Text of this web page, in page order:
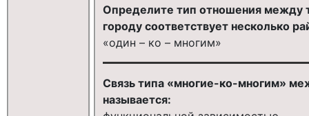
Определите тип отношения между
городу соответствует несколько
«один – ко – многим»
Связь типа «многие-ко-многим»
называется: